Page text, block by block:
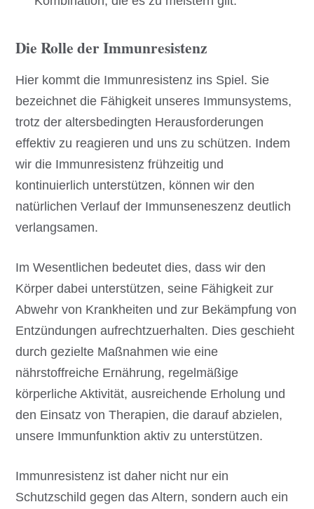
Die Rolle der Immunresistenz
Hier kommt die Immunresistenz ins Spiel. Sie
bezeichnet die Fähigkeit unseres Immunsystems,
trotz der altersbedingten Herausforderungen
effektiv zu reagieren und uns zu schützen. Indem
wir die Immunresistenz frühzeitig und
kontinuierlich unterstützen, können wir den
natürlichen Verlauf der Immunseneszenz deutlich
verlangsamen.
Im Wesentlichen bedeutet dies, dass wir den
Körper dabei unterstützen, seine Fähigkeit zur
Abwehr von Krankheiten und zur Bekämpfung von
Entzündungen aufrechtzuerhalten. Dies geschieht
durch gezielte Maßnahmen wie eine
nährstoffreiche Ernährung, regelmäßige
körperliche Aktivität, ausreichende Erholung und
den Einsatz von Therapien, die darauf abzielen,
unsere Immunfunktion aktiv zu unterstützen.
Immunresistenz ist daher nicht nur ein
Schutzschild gegen das Altern, sondern auch ein